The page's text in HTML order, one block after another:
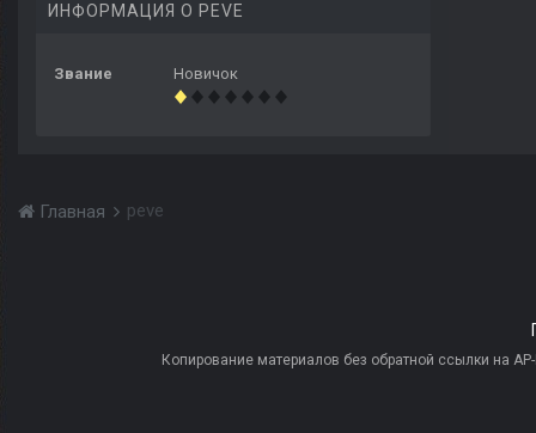
ИНФОРМАЦИЯ О PEVE
Звание Новичок
Главная peve
Копирование материалов без обратной ссылки на